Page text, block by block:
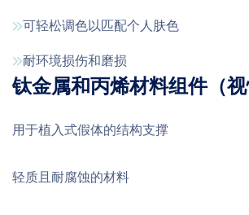
可轻松调色以匹配个人肤色
耐环境损伤和磨损
钛金属和丙烯材料组件（视
用于植入式假体的结构支撑
轻质且耐腐蚀的材料